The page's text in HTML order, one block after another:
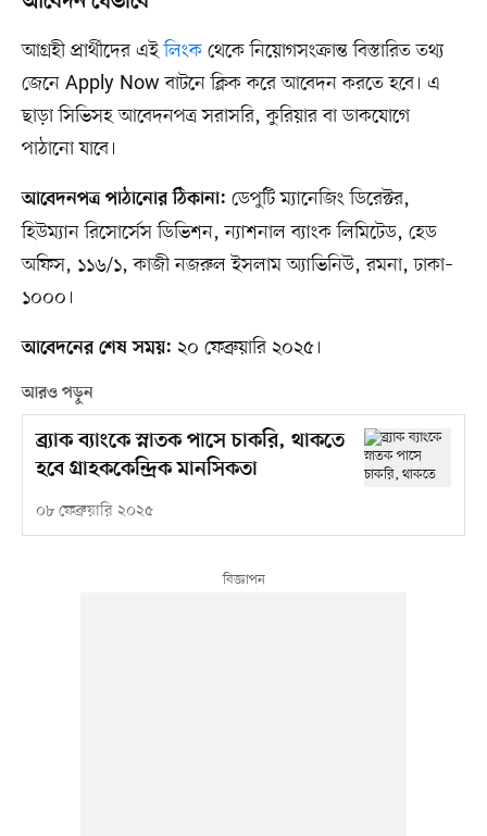
আগ্রহী প্রার্থীদের এইলিংকথেকে নিয়োগসংক্রান্ত বিস্তারিত তথ্য
জেনে Apply Now বাটনে ক্লিক করে আবেদন করতে হবে। এ
ছাড়া সিভিসহ আবেদনপত্র সরাসরি, কুরিয়ার বা ডাকযোগে
পাঠানো যাবে।
আবেদনপত্র পাঠানোর ঠিকানা: ডেপুটি ম্যানেজিং ডিরেক্টর,
হিউম্যান রিসোর্সেস ডিভিশন, ন্যাশনাল ব্যাংক লিমিটেড, হেড
অফিস, ১১৬/১, কাজী নজরুল ইসলাম অ্যাভিনিউ, রমনা, ঢাকা–
১০০০।
আবেদনের শেষ সময়: ২০ ফেব্রুয়ারি ২০২৫।
আরও পড়ুন
ব্র্যাক ব্যাংকে স্নাতক পাসে চাকরি, থাকতে
হবে গ্রাহককেন্দ্রিক মানসিকতা
০৮ ফেব্রুয়ারি ২০২৫